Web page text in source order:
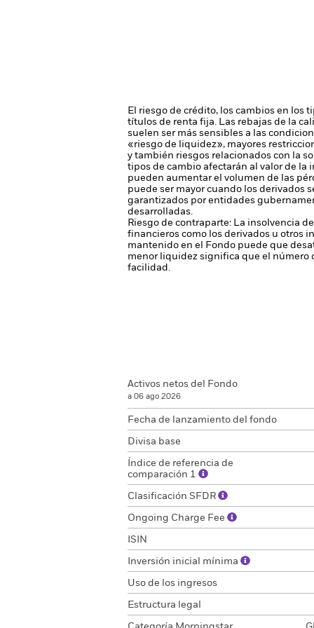
El riesgo de crédito, los cambios en
títulos de renta fija. Las rebajas de la
suelen ser más sensibles a las
«riesgo de liquidez», mayores
y también riesgos relacionados con la
tipos de cambio afectarán al valor de la
pueden aumentar el volumen de las
puede ser mayor cuando los derivados
garantizados por entidades
desarrolladas.
Riesgo de contraparte: La insolvencia
financieros como los derivados u otros
mantenido en el Fondo puede que
menor liquidez significa que el número
facilidad.
Activos netos del Fondo
a 06 ago 2026
Fecha de lanzamiento del fondo
Divisa base
Índice de referencia de
comparación 1
Clasificación SFDR
Ongoing Charge Fee
ISIN
Inversión inicial mínima
Uso de los ingresos
Estructura legal